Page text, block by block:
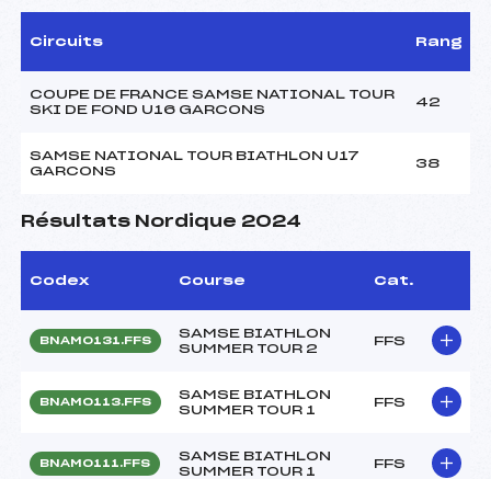
Circuits Rang
COUPE DE FRANCE SAMSE NATIONAL TOUR
SKI DE FOND U16 GARCONS
42
SAMSE NATIONAL TOUR BIATHLON U17
GARCONS
38
Résultats Nordique 2024
Codex Course Cat.
BNAM0131.FFS
SAMSE BIATHLON
SUMMER TOUR 2
FFS
BNAM0113.FFS
SAMSE BIATHLON
SUMMER TOUR 1
FFS
BNAM0111.FFS
SAMSE BIATHLON
SUMMER TOUR 1
FFS